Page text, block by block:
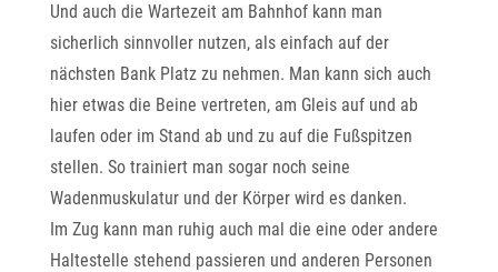
Und auch die Wartezeit am Bahnhof kann man
sicherlich sinnvoller nutzen, als einfach auf der
nächsten Bank Platz zu nehmen. Man kann sich auch
hier etwas die Beine vertreten, am Gleis auf und ab
laufen oder im Stand ab und zu auf die Fußspitzen
stellen. So trainiert man sogar noch seine
Wadenmuskulatur und der Körper wird es danken.
Im Zug kann man ruhig auch mal die eine oder andere
Haltestelle stehend passieren und anderen Personen